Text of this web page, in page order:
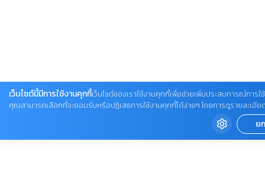
เว็บไซต์นี้มีการใช้งานคุกกี้เว็บไซต์ของเราใช้งานคุกกี้เพื่อช่วยเพิ่มประสบการณ์การใ
คุณสามารถเลือกที่จะยอมรับหรือปฏิเสธการใช้งานคุกกี้ได้ง่ายๆ โดยการดูรายละเอีย
ย